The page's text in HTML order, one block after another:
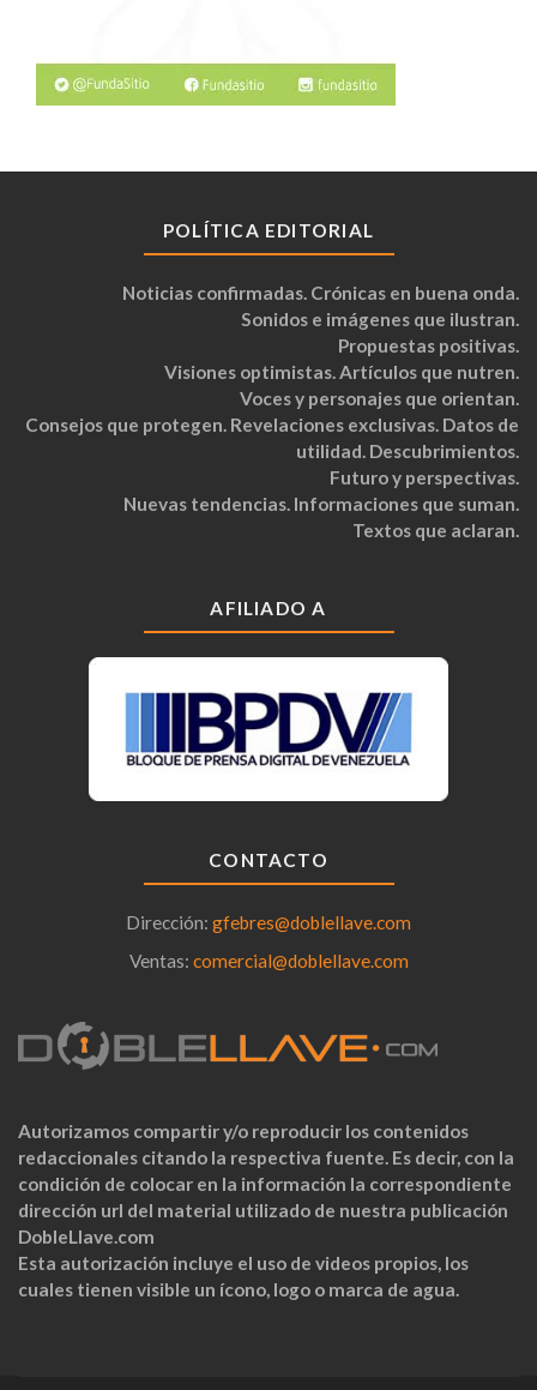
POLÍTICA EDITORIAL
Noticias confirmadas. Crónicas en buena onda.
Sonidos e imágenes que ilustran.
Propuestas positivas.
Visiones optimistas. Artículos que nutren.
Voces y personajes que orientan.
Consejos que protegen. Revelaciones exclusivas. Datos de
utilidad. Descubrimientos.
Futuro y perspectivas.
Nuevas tendencias. Informaciones que suman.
Textos que aclaran.
AFILIADO A
CONTACTO
Dirección: gfebres@doblellave.com
Ventas: comercial@doblellave.com
Autorizamos compartir y/o reproducir los contenidos
redaccionales citando la respectiva fuente. Es decir, con la
condición de colocar en la información la correspondiente
dirección url del material utilizado de nuestra publicación
DobleLlave.com
Esta autorización incluye el uso de videos propios, los
cuales tienen visible un ícono, logo o marca de agua.